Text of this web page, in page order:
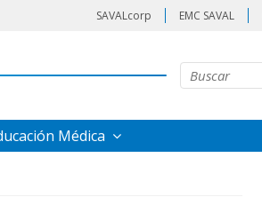
SAVALcorp EMC SAVAL
Médica